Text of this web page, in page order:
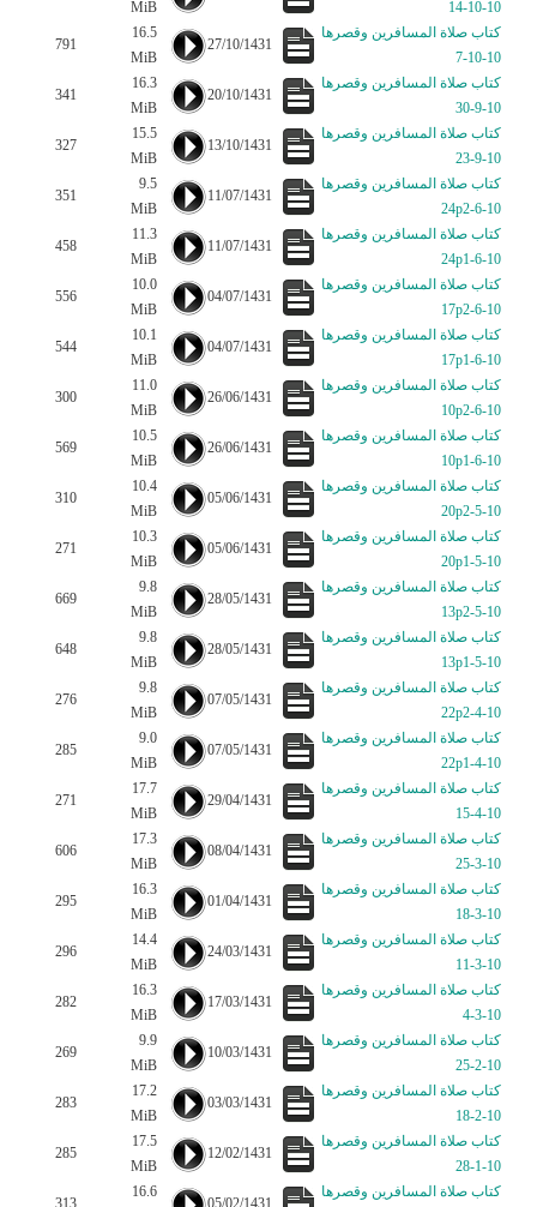
10-10-14
MiB
كتاب صلاة المسافرين وقصرها
10-10-7
27/10/1431
16.5
MiB
791
كتاب صلاة المسافرين وقصرها
10-9-30
20/10/1431
16.3
MiB
341
كتاب صلاة المسافرين وقصرها
10-9-23
13/10/1431
15.5
MiB
327
كتاب صلاة المسافرين وقصرها
10-6-24p2
11/07/1431
9.5
MiB
351
كتاب صلاة المسافرين وقصرها
10-6-24p1
11/07/1431
11.3
MiB
458
كتاب صلاة المسافرين وقصرها
10-6-17p2
04/07/1431
10.0
MiB
556
كتاب صلاة المسافرين وقصرها
10-6-17p1
04/07/1431
10.1
MiB
544
كتاب صلاة المسافرين وقصرها
10-6-10p2
26/06/1431
11.0
MiB
300
كتاب صلاة المسافرين وقصرها
10-6-10p1
26/06/1431
10.5
MiB
569
كتاب صلاة المسافرين وقصرها
10-5-20p2
05/06/1431
10.4
MiB
310
كتاب صلاة المسافرين وقصرها
10-5-20p1
05/06/1431
10.3
MiB
271
كتاب صلاة المسافرين وقصرها
10-5-13p2
28/05/1431
9.8
MiB
669
كتاب صلاة المسافرين وقصرها
10-5-13p1
28/05/1431
9.8
MiB
648
كتاب صلاة المسافرين وقصرها
10-4-22p2
07/05/1431
9.8
MiB
276
كتاب صلاة المسافرين وقصرها
10-4-22p1
07/05/1431
9.0
MiB
285
كتاب صلاة المسافرين وقصرها
10-4-15
29/04/1431
17.7
MiB
271
كتاب صلاة المسافرين وقصرها
10-3-25
08/04/1431
17.3
MiB
606
كتاب صلاة المسافرين وقصرها
10-3-18
01/04/1431
16.3
MiB
295
كتاب صلاة المسافرين وقصرها
10-3-11
24/03/1431
14.4
MiB
296
كتاب صلاة المسافرين وقصرها
10-3-4
17/03/1431
16.3
MiB
282
كتاب صلاة المسافرين وقصرها
10-2-25
10/03/1431
9.9
MiB
269
كتاب صلاة المسافرين وقصرها
10-2-18
03/03/1431
17.2
MiB
283
كتاب صلاة المسافرين وقصرها
10-1-28
12/02/1431
17.5
MiB
285
كتاب صلاة المسافرين وقصرها
05/02/1431
16.6
313